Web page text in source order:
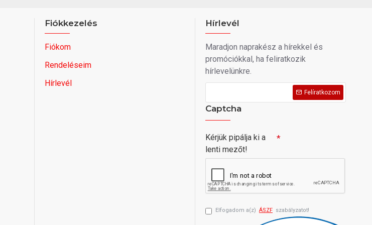
Fiókkezelés
Fiókom
Rendeléseim
Hírlevél
Hírlevél
Maradjon naprakész a hírekkel és
promóciókkal, ha feliratkozik
hírlevelünkre.
Felíratkozom
Captcha
Kérjük pipálja ki a
lenti mezőt!
Elfogadom a(z) ÁSZF szabályzatot!